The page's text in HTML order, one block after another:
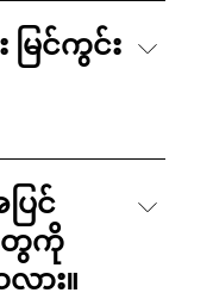
မြင်ကွင်း
ြင်
ေကို
ား။